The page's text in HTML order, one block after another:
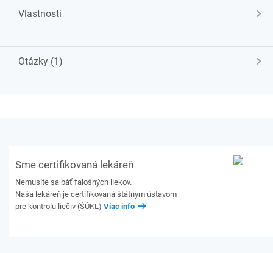
Vlastnosti
Otázky (1)
Sme certifikovaná lekáreň
Nemusíte sa báť falošných liekov.
Naša lekáreň je certifikovaná štátnym ústavom
pre kontrolu liečiv (ŠÚKL) Viac info